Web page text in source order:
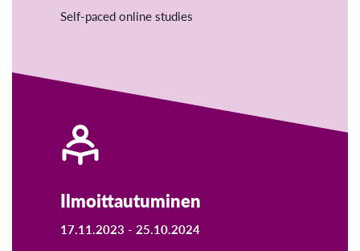
Self-paced online studies
Ilmoittautuminen
17.11.2023 - 25.10.2024